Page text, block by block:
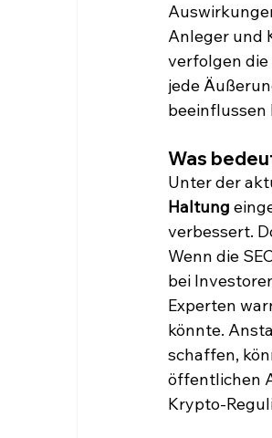
Anleger und
verfolgen die
jede
beeinflussen
Was
Unter der
Haltung
verbessert.
Wenn die
bei
Experten
könnte.
schaffen,
öffentlichen
Krypto-